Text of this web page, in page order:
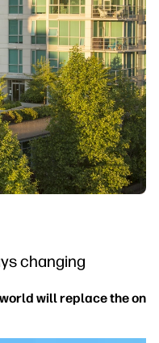
changing
will replace the one